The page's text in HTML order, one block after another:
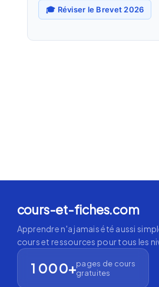
🎓 Réviser le Brevet 2026
cours-et-fiches.com
Apprendre n'a jamais été aussi
cours et ressources pour tous les
1 000+pages de cours
gratuites